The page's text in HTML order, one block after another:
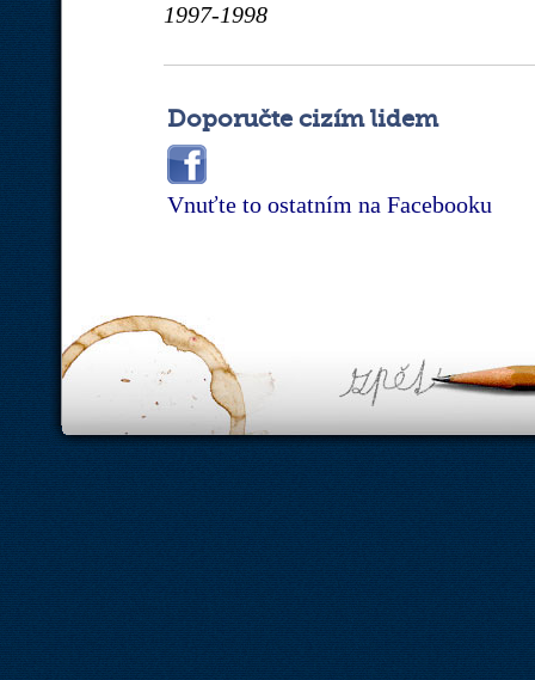
1997-1998
Doporučte cizím lidem
Vnuťte to ostatním na Facebooku